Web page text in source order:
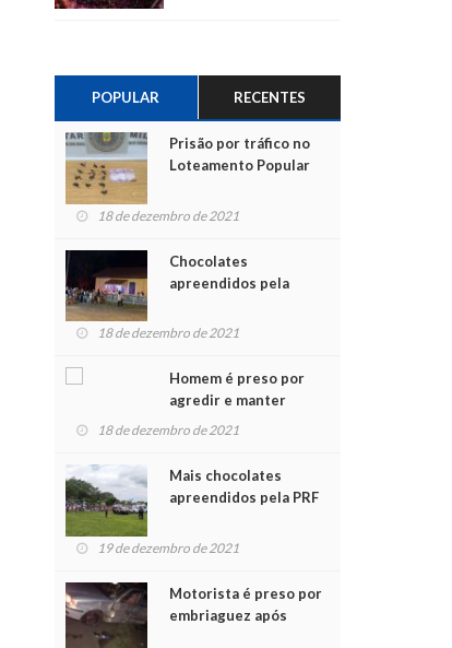
POPULAR RECENTES
Prisão por tráfico no
Loteamento Popular
18 de dezembro de 2021
Chocolates
apreendidos pela
para crianças na
18 de dezembro de 2021
Homem é preso por
agredir e manter
mulher em cárcere
18 de dezembro de 2021
Mais chocolates
apreendidos pela PRF
crianças no Natal
19 de dezembro de 2021
Motorista é preso por
embriaguez após